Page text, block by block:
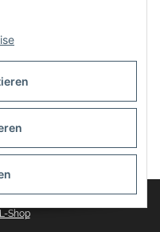
von dasMOBILWERK
Shop